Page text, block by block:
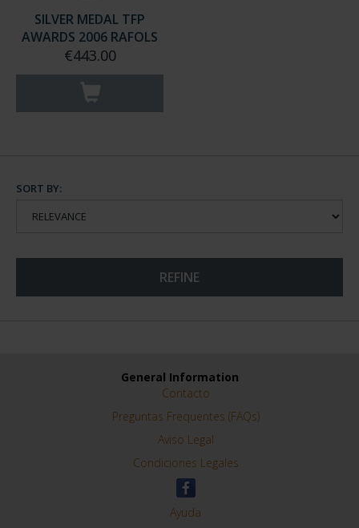
SILVER MEDAL TFP
AWARDS 2006 RAFOLS
€443.00
SORT BY:
REFINE
General Information
Contacto
Preguntas Frequentes (FAQs)
Aviso Legal
Condiciones Legales
Ayuda